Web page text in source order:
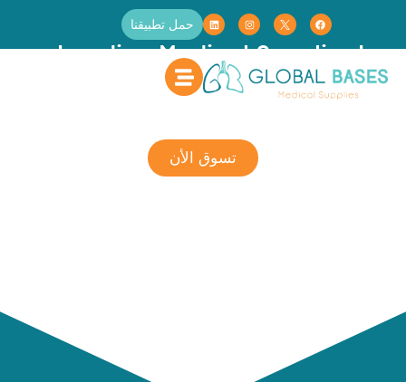
حمل تطبيقنا
Leading Medical Supplier In
The Kingdom Of Saudi Arabia
تسوق الأن